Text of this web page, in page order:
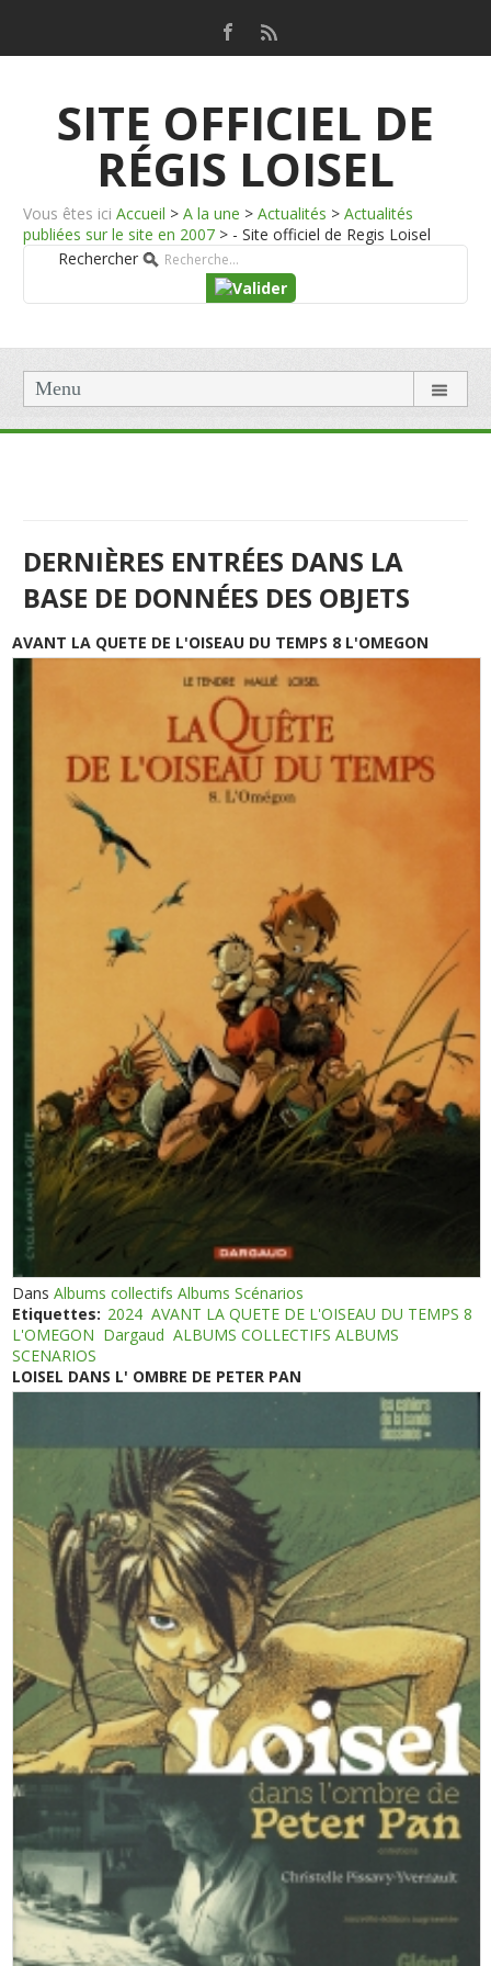
SITE OFFICIEL DE
RÉGIS LOISEL
Vous êtes ici Accueil > A la une > Actualités > Actualités
publiées sur le site en 2007 > - Site officiel de Regis Loisel
Rechercher
Menu
DERNIÈRES ENTRÉES DANS LA
BASE DE DONNÉES DES OBJETS
AVANT LA QUETE DE L'OISEAU DU TEMPS 8 L'OMEGON
DansAlbums collectifs Albums Scénarios
Etiquettes: 2024 AVANT LA QUETE DE L'OISEAU DU TEMPS 8
L'OMEGON Dargaud ALBUMS COLLECTIFS ALBUMS
SCENARIOS
LOISEL DANS L' OMBRE DE PETER PAN